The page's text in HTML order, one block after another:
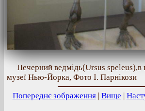
Печерний ведмідь(Ursus
музеї Нью-Йорка, Фото І. Парнікози
Попереднє зображення| Вище |